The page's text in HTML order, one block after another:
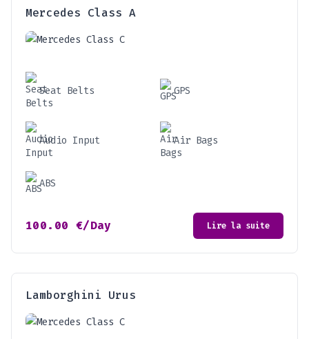
Mercedes Class A
Seat Belts GPS
Audio Input Air Bags
ABS
100.00 €/Day Lire la suite
Lamborghini Urus